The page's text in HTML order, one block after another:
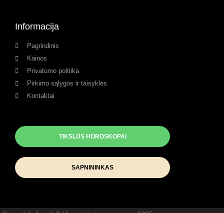
Informacija
Pagrindinis
Kainos
Privatumo politika
Pirkimo sąlygos ir taisyklės
Kontaktai
TIKSLŪS HOROSKOPAI
SAPNININKAS